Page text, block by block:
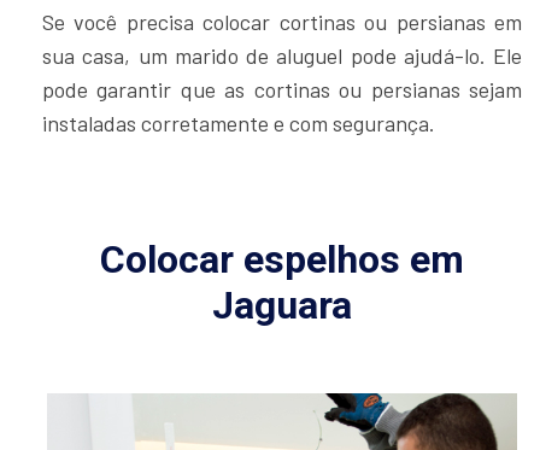
Se você precisa colocar cortinas ou persianas em
sua casa, um marido de aluguel pode ajudá-lo. Ele
pode garantir que as cortinas ou persianas sejam
instaladas corretamente e com segurança.
Colocar espelhos em
Jaguara